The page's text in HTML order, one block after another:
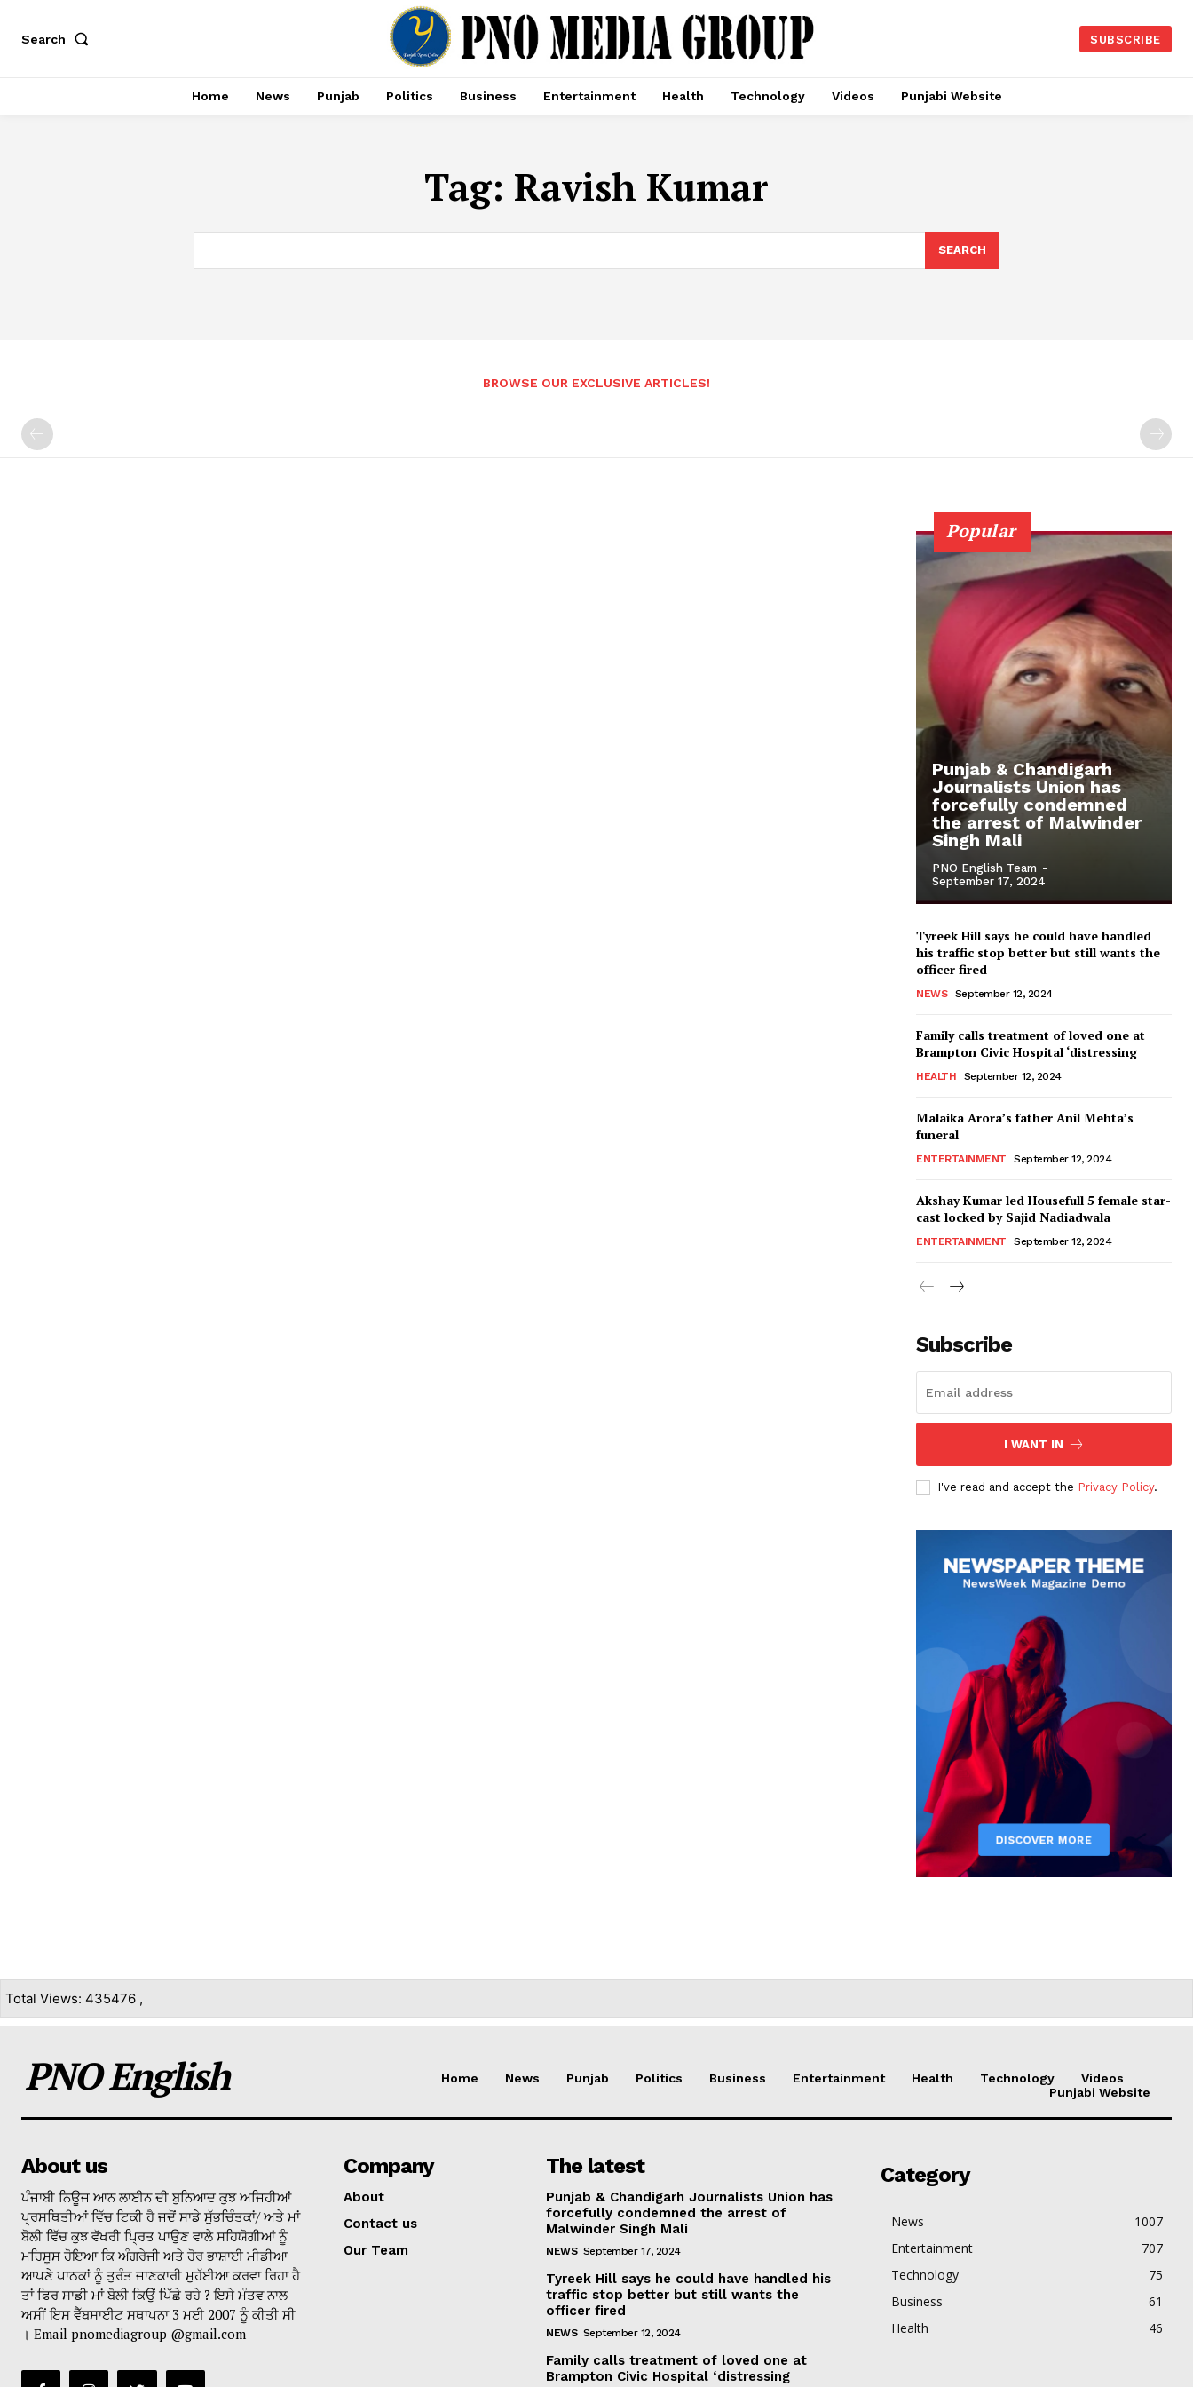
Search SUBSCRIBE
Home News Punjab Politics Business Entertainment Health Technology Videos Punjabi Website
Tag: Ravish Kumar
SEARCH
BROWSE OUR EXCLUSIVE ARTICLES!
Popular
Punjab & Chandigarh
Journalists Union has
forcefully condemned
the arrest of Malwinder
Singh Mali
PNO English Team -
September 17, 2024
Tyreek Hill says he could have handled
his traffic stop better but still wants the
officer fired
NEWS September 12, 2024
Family calls treatment of loved one at
Brampton Civic Hospital ‘distressing
HEALTH September 12, 2024
Malaika Arora’s father Anil Mehta’s
funeral
ENTERTAINMENT September 12, 2024
Akshay Kumar led Housefull 5 female star-
cast locked by Sajid Nadiadwala
ENTERTAINMENT September 12, 2024
Subscribe
I WANT IN
I've read and accept the Privacy Policy.
Total Views: 435476 ,
PNO English Home News Punjab Politics Business Entertainment Health Technology
Videos
Punjabi Website
About us
ਪੰਜਾਬੀ ਨਿਊਜ ਆਨ ਲਾਈਨ ਦੀ ਬੁਨਿਆਦ ਕੁਝ ਅਜਿਹੀਆਂ
ਪ੍ਰਸਥਿਤੀਆਂ ਵਿੱਚ ਟਿਕੀ ਹੈ ਜਦੋਂ ਸਾਡੇ ਸੁੱਭਚਿੰਤਕਾਂ/ ਅਤੇ ਮਾਂ
ਬੋਲੀ ਵਿੱਚ ਕੁਝ ਵੱਖਰੀ ਪ੍ਰਿਤ ਪਾਉਣ ਵਾਲੇ ਸਹਿਯੋਗੀਆਂ ਨੂੰ
ਮਹਿਸੂਸ ਹੋਇਆ ਕਿ ਅੰਗਰੇਜੀ ਅਤੇ ਹੋਰ ਭਾਸ਼ਾਈ ਮੀਡੀਆ
ਆਪਣੇ ਪਾਠਕਾਂ ਨੂੰ ਤੁਰੰਤ ਜਾਣਕਾਰੀ ਮੁਹੱਈਆ ਕਰਵਾ ਰਿਹਾ ਹੈ
ਤਾਂ ਫਿਰ ਸਾਡੀ ਮਾਂ ਬੋਲੀ ਕਿਉਂ ਪਿੱਛੇ ਰਹੇ ? ਇਸੇ ਮੰਤਵ ਨਾਲ
ਅਸੀਂ ਇਸ ਵੈੱਬਸਾਈਟ ਸਥਾਪਨਾ 3 ਮਈ 2007 ਨੂੰ ਕੀਤੀ ਸੀ
। Email pnomediagroup @gmail.com
Company
About
Contact us
Our Team
The latest
Punjab & Chandigarh Journalists Union has
forcefully condemned the arrest of
Malwinder Singh Mali
NEWS September 17, 2024
Tyreek Hill says he could have handled his
traffic stop better but still wants the
officer fired
NEWS September 12, 2024
Family calls treatment of loved one at
Brampton Civic Hospital ‘distressing
Category
News
1007
Entertainment
707
Technology
75
Business
61
Health
46